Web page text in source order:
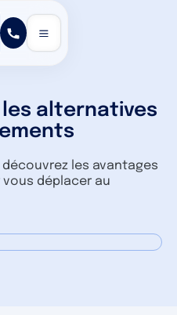
les alternatives
les avantages
déplacer au